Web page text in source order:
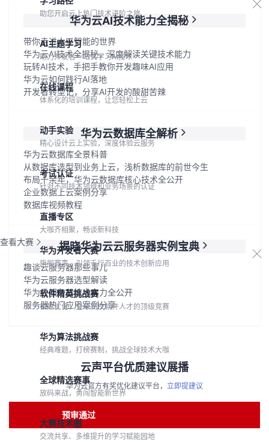
助您开启云上热门技术进阶之旅
AI主题学习
助力开发者一站式学习AI技术
在线课程
体系化的培训课程，让您轻松上云
动手实验
精心设计云上实验，深度体验云服务
考试认证
针对不同技术领域和业务场景的认证
直播专区
大咖齐相聚，畅谈新科技
查看大赛
华为开发者大赛
旗舰赛事，引领千行百业的技术创新应用
软件精英挑战赛
极致优化，全球高校软件人才的顶级竞赛
华为算法挑战赛
经典难题，打榜赛制，挑战全球技术大咖
全球精选赛事
放码来战，勇闯智能新世界
大赛技术圈
交流共享、多维提升的学习赋能园地
华为云AI技术能力全揭秘
带你走进人工智能的世界
华为云AI技术全揭秘，深度解读关键技术能力
玩转AI技术，手把手教你开发趣味AI应用
华为云如何践行AI落地
开发者转型记，分享AI开发的酸甜苦辣
华为云数据库全解析
华为云数据库全景科普
从数据库选型到业务上云，浅析数据库的前世今生
布局十余年，华为云数据库核心技术全公开
企业数据上云案例分享
数据库视频教程
揭晓华为云云服务器实例宝典
趣谈云服务器那些事儿
华为云服务器选型解读
华为云服务器技术实力全公开
服务器热门应用案例分享
云声平台优质建议展播
华为云官方有奖优化建议平台， 立即提建议
预审通过